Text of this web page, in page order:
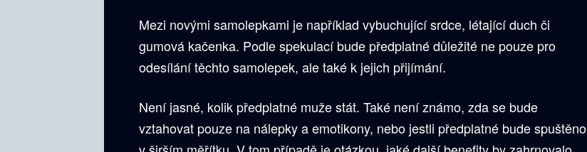
Mezi novými samolepkami je například vybuchující srdce, létající duch či
gumová kačenka. Podle spekulací bude předplatné důležité ne pouze pro
odesílání těchto samolepek, ale také k jejich přijímání.
Není jasné, kolik předplatné muže stát. Také není známo, zda se bude
vztahovat pouze na nálepky a emotikony, nebo jestli předplatné bude spuštěno